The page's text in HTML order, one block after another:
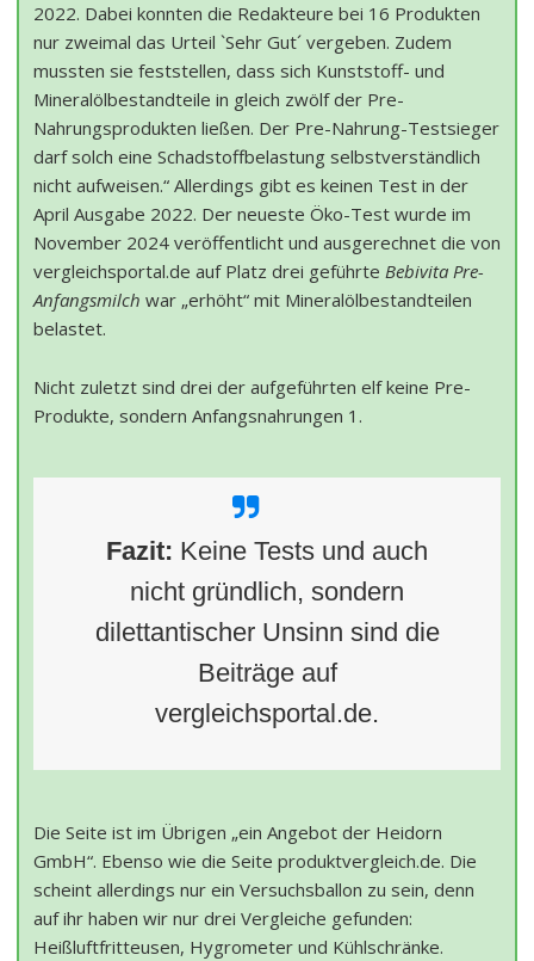
2022. Dabei konnten die Redakteure bei 16 Produkten
nur zweimal das Urteil `Sehr Gut´ vergeben. Zudem
mussten sie feststellen, dass sich Kunststoff- und
Mineralölbestandteile in gleich zwölf der Pre-
Nahrungsprodukten ließen. Der Pre-Nahrung-Testsieger
darf solch eine Schadstoffbelastung selbstverständlich
nicht aufweisen.“ Allerdings gibt es keinen Test in der
April Ausgabe 2022. Der neueste Öko-Test wurde im
November 2024 veröffentlicht und ausgerechnet die von
vergleichsportal.de auf Platz drei geführte Bebivita Pre-
Anfangsmilch war „erhöht“ mit Mineralölbestandteilen
belastet.
Nicht zuletzt sind drei der aufgeführten elf keine Pre-
Produkte, sondern Anfangsnahrungen 1.
Fazit: Keine Tests und auch
nicht gründlich, sondern
dilettantischer Unsinn sind die
Beiträge auf
vergleichsportal.de.
Die Seite ist im Übrigen „ein Angebot der Heidorn
GmbH“. Ebenso wie die Seite produktvergleich.de. Die
scheint allerdings nur ein Versuchsballon zu sein, denn
auf ihr haben wir nur drei Vergleiche gefunden:
Heißluftfritteusen, Hygrometer und Kühlschränke.